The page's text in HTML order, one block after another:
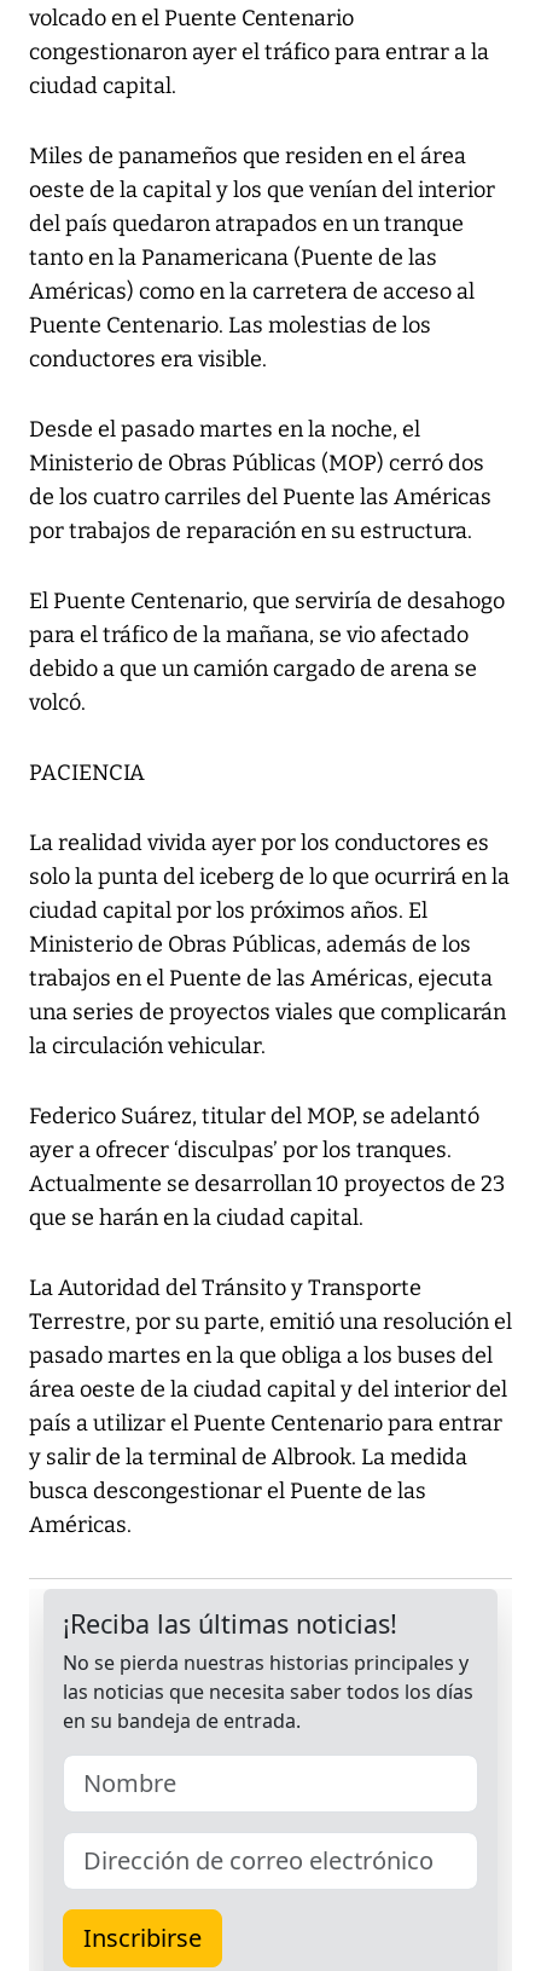
volcado en el Puente Centenario
congestionaron ayer el tráfico para entrar a la
ciudad capital.
Miles de panameños que residen en el área
oeste de la capital y los que venían del interior
del país quedaron atrapados en un tranque
tanto en la Panamericana (Puente de las
Américas) como en la carretera de acceso al
Puente Centenario. Las molestias de los
conductores era visible.
Desde el pasado martes en la noche, el
Ministerio de Obras Públicas (MOP) cerró dos
de los cuatro carriles del Puente las Américas
por trabajos de reparación en su estructura.
El Puente Centenario, que serviría de desahogo
para el tráfico de la mañana, se vio afectado
debido a que un camión cargado de arena se
volcó.
PACIENCIA
La realidad vivida ayer por los conductores es
solo la punta del iceberg de lo que ocurrirá en la
ciudad capital por los próximos años. El
Ministerio de Obras Públicas, además de los
trabajos en el Puente de las Américas, ejecuta
una series de proyectos viales que complicarán
la circulación vehicular.
Federico Suárez, titular del MOP, se adelantó
ayer a ofrecer ‘disculpas’ por los tranques.
Actualmente se desarrollan 10 proyectos de 23
que se harán en la ciudad capital.
La Autoridad del Tránsito y Transporte
Terrestre, por su parte, emitió una resolución el
pasado martes en la que obliga a los buses del
área oeste de la ciudad capital y del interior del
país a utilizar el Puente Centenario para entrar
y salir de la terminal de Albrook. La medida
busca descongestionar el Puente de las
Américas.